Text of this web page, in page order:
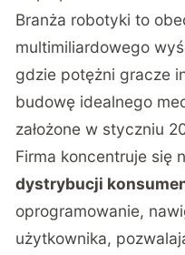
Branża robotyki to
multimiliardowego
gdzie potężni gracze
budowę idealnego
założone w styczniu
Firma koncentruje się
dystrybucji
oprogramowanie,
użytkownika,